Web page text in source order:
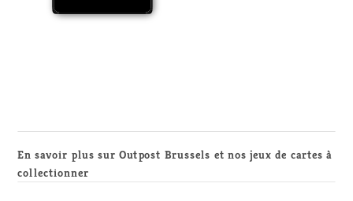
En savoir plus sur Outpost Brussels et nos jeux de cartes à
collectionner